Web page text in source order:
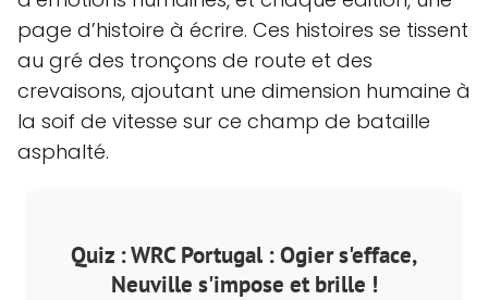
page d’histoire à écrire. Ces histoires se tissent
au gré des tronçons de route et des
crevaisons, ajoutant une dimension humaine à
la soif de vitesse sur ce champ de bataille
asphalté.
Quiz : WRC Portugal : Ogier s'efface,
Neuville s'impose et brille !